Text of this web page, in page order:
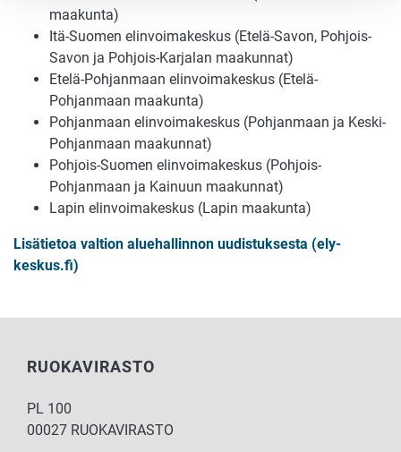
maakunta)
Itä-Suomen elinvoimakeskus (Etelä-Savon, Pohjois-
Savon ja Pohjois-Karjalan maakunnat)
Etelä-Pohjanmaan elinvoimakeskus (Etelä-
Pohjanmaan maakunta)
Pohjanmaan elinvoimakeskus (Pohjanmaan ja Keski-
Pohjanmaan maakunnat)
Pohjois-Suomen elinvoimakeskus (Pohjois-
Pohjanmaan ja Kainuun maakunnat)
Lapin elinvoimakeskus (Lapin maakunta)
Lisätietoa valtion aluehallinnon uudistuksesta (ely-
keskus.fi)
RUOKAVIRASTO
PL 100
00027 RUOKAVIRASTO